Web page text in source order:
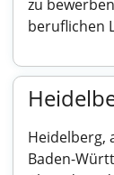
zu
beruflichen
Heidelberg,
Baden-